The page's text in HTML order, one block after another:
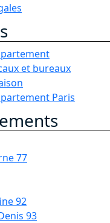
et bureaux
Paris
77
92
93